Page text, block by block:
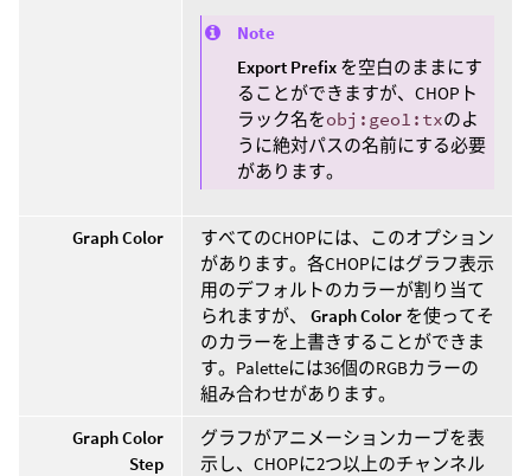
Note
Export Prefix を空白のままにす
ることができますが、CHOPト
ラック名をobj:geo1:txのよ
うに絶対パスの名前にする必要
があります。
Graph Color
すべてのCHOPには、このオプション
があります。各CHOPにはグラフ表示
用のデフォルトのカラーが割り当て
られますが、 Graph Color を使ってそ
のカラーを上書きすることができま
す。Paletteには36個のRGBカラーの
組み合わせがあります。
Graph Color
Step
グラフがアニメーションカーブを表
示し、CHOPに2つ以上のチャンネル